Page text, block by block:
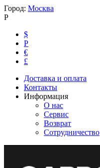
Город: Москва
Р
$
Р
€
£
Доставка и оплата
Контакты
Информация
О нас
Сервис
Возврат
Сотрудничество